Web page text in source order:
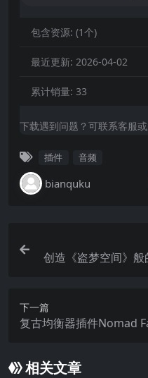
包含资源: (1个)
最近更新: 2026-04-02
累计销量: 33
下载遇到问题？可联系客服
插件 音频
bianquku
创造《盗梦空间》般
下一篇
复古均衡器插件Nomad
相关文章